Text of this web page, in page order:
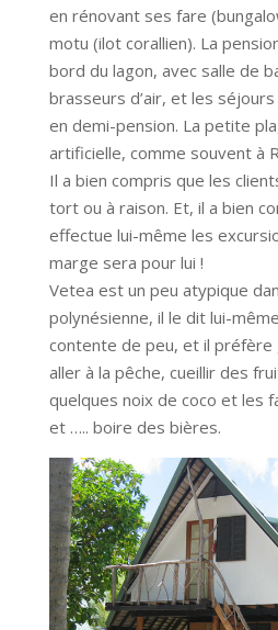
en rénovant ses fare
motu (ilot corallien). La
bord du lagon, avec salle de
brasseurs d’air, et les
en demi-pension. La petite
artificielle, comme souvent à
Il a bien compris que les
tort ou à raison. Et, il a bien
effectue lui-même les
marge sera pour lui !
Vetea est un peu atypique
polynésienne, il le dit lui-
contente de peu, et il
aller à la pêche, cueillir des
quelques noix de coco et les
et ….. boire des bières.